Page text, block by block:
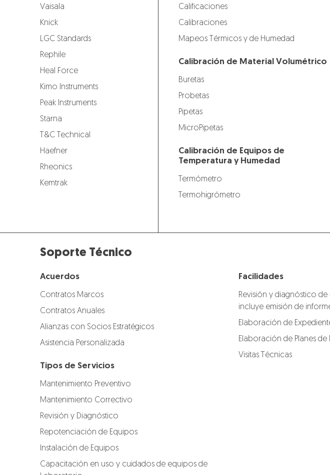
Vaisala
Knick
LGC Standards
Rephile
Heal Force
Kimo Instruments
Peak Instruments
Starna
T&C Technical
Haefner
Rheonics
Kemtrak
Calificaciones
Calibraciones
Mapeos Térmicos y de Humedad
Calibración de Material Volumétrico
Buretas
Probetas
Pipetas
MicroPipetas
Calibración de Equipos de
Temperatura y Humedad
Termómetro
Termohigrómetro
Soporte Técnico
Acuerdos
Contratos Marcos
Contratos Anuales
Alianzas con Socios Estratégicos
Asistencia Personalizada
Tipos de Servicios
Mantenimiento Preventivo
Mantenimiento Correctivo
Revisión y Diagnóstico
Repotenciación de Equipos
Instalación de Equipos
Capacitación en uso y cuidados de equipos de
Facilidades
Revisión y diagnóstico
incluye emisión de
Elaboración de
Elaboración de Planes
Visitas Técnicas